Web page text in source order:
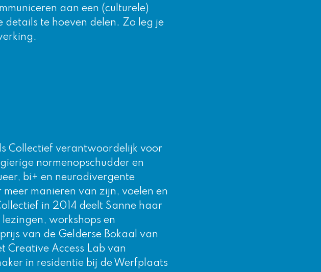
aan een (culturele)
te hoeven delen. Zo leg je
Collectief verantwoordelijk voor
normenopschudder en
bi+ en neurodivergente
manieren van zijn, voelen en
in 2014 deelt Sanne haar
workshops en
van de Gelderse Bokaal van
Creative Access Lab van
in residentie bij de Werfplaats